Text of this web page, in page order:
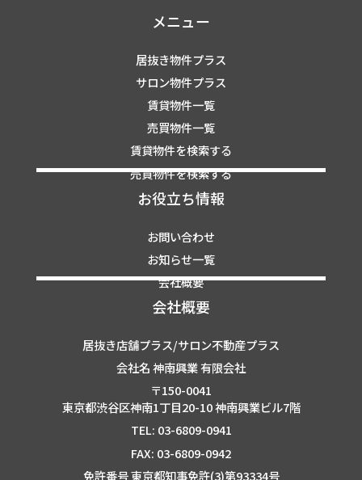
メニュー
居抜き物件プラス
サロン物件プラス
賃貸物件一覧
売買物件一覧
賃貸物件を検索する
売買物件を検索する
お役立ち情報
お問い合わせ
お知らせ一覧
会社概要
会社概要
居抜き店舗プラス/サロン不動産プラス
会社名 神南興業 有限会社
〒150-0041
東京都渋谷区神南1丁目20-10 神南興業ビル7階
TEL: 03-6809-0941
FAX: 03-6809-0942
免許番号 東京都知事免許(3)第93334号